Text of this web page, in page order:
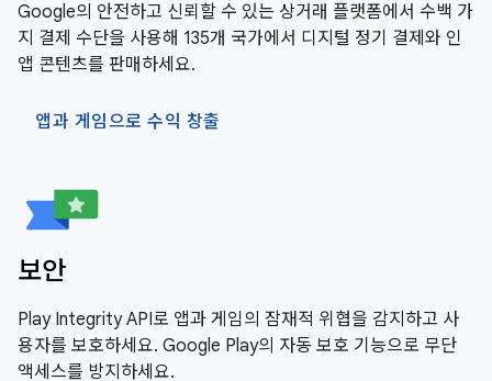
Google의 안전하고 신뢰할 수 있는 상거래 플랫폼에서 수백 가
지 결제 수단을 사용해 135개 국가에서 디지털 정기 결제와 인
앱 콘텐츠를 판매하세요.
앱과 게임으로 수익 창출
보안
Play Integrity API로 앱과 게임의 잠재적 위협을 감지하고 사
용자를 보호하세요. Google Play의 자동 보호 기능으로 무단
액세스를 방지하세요.